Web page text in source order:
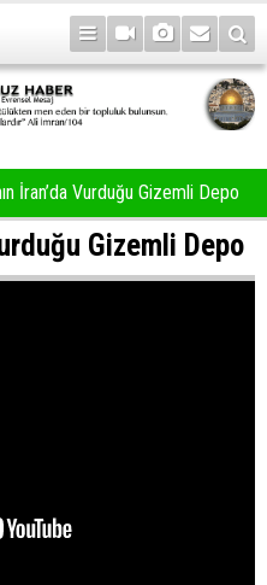
İran’da Vurduğu Gizemli Depo
Gizemli Depo